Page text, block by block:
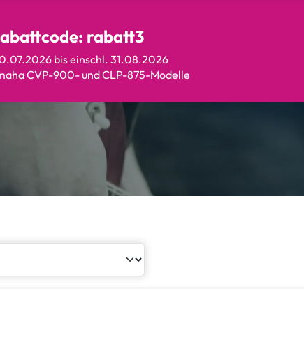
rabatt3
bis einschl. 31.08.2026
CVP-900- und CLP-875-Modelle